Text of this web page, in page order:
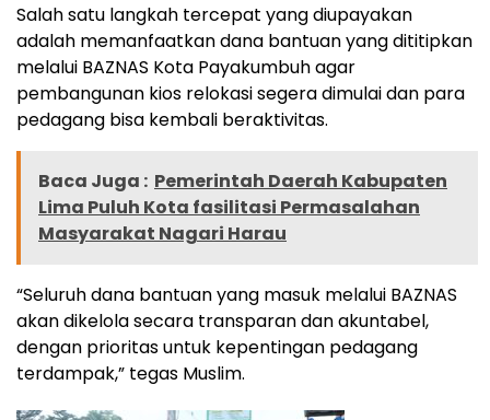
Salah satu langkah tercepat yang diupayakan
adalah memanfaatkan dana bantuan yang dititipkan
melalui BAZNAS Kota Payakumbuh agar
pembangunan kios relokasi segera dimulai dan para
pedagang bisa kembali beraktivitas.
Baca Juga : Pemerintah Daerah Kabupaten
Lima Puluh Kota fasilitasi Permasalahan
Masyarakat Nagari Harau
“Seluruh dana bantuan yang masuk melalui BAZNAS
akan dikelola secara transparan dan akuntabel,
dengan prioritas untuk kepentingan pedagang
terdampak,” tegas Muslim.